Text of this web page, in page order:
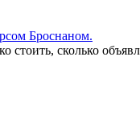
Броснаном.
стоить, сколько